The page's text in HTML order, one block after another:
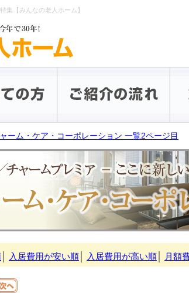
集【みんなの老人ホーム】
ーム・ケア・コーポレーション 一覧2ページ目
入居費用が安い順 入居費用が高い順 月額